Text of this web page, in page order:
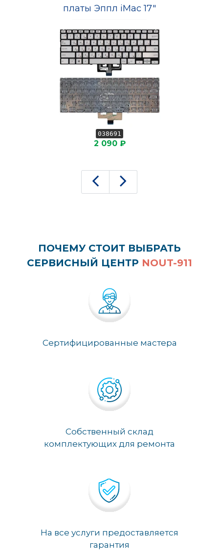
платы Эппл iMac 17"
038691
2 090 ₽
ПОЧЕМУ СТОИТ ВЫБРАТЬ
СЕРВИСНЫЙ ЦЕНТР NOUT-911
Сертифицированные мастера
Собственный склад
комплектующих для ремонта
На все услуги предоставляется
гарантия